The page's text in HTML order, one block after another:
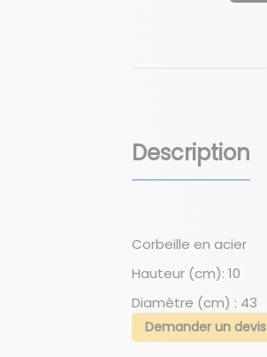
Description
Corbeille en acier
Hauteur (cm): 10
Diamètre (cm) : 43
Demander un devis